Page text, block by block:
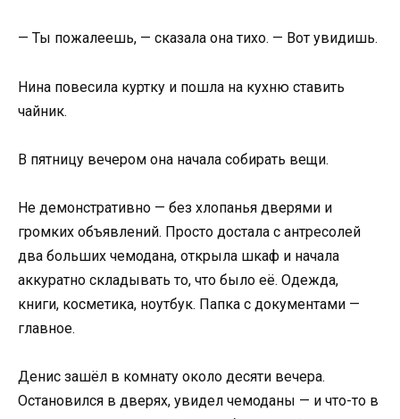
— Ты пожалеешь, — сказала она тихо. — Вот увидишь.
Нина повесила куртку и пошла на кухню ставить
чайник.
В пятницу вечером она начала собирать вещи.
Не демонстративно — без хлопанья дверями и
громких объявлений. Просто достала с антресолей
два больших чемодана, открыла шкаф и начала
аккуратно складывать то, что было её. Одежда,
книги, косметика, ноутбук. Папка с документами —
главное.
Денис зашёл в комнату около десяти вечера.
Остановился в дверях, увидел чемоданы — и что-то в